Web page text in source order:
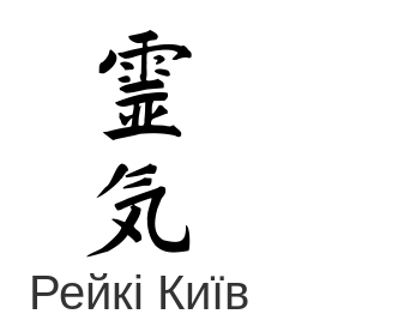
Рейкі Київ